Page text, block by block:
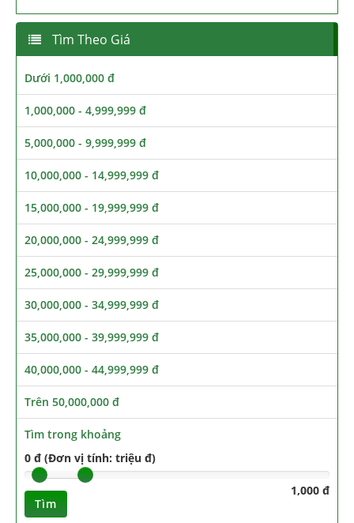
Tìm Theo Giá
Dưới 1,000,000 đ
1,000,000 - 4,999,999 đ
5,000,000 - 9,999,999 đ
10,000,000 - 14,999,999 đ
15,000,000 - 19,999,999 đ
20,000,000 - 24,999,999 đ
25,000,000 - 29,999,999 đ
30,000,000 - 34,999,999 đ
35,000,000 - 39,999,999 đ
40,000,000 - 44,999,999 đ
Trên 50,000,000 đ
Tìm trong khoảng
0 đ (Đơn vị tính: triệu đ)
1,000 đ
Tìm